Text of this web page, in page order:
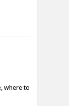
where to